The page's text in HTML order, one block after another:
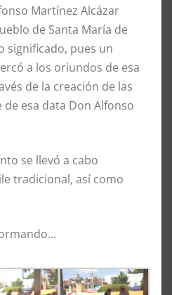
Martínez Alcázar
de Santa María de
significado, pues un
a los oriundos de esa
de la creación de las
esa data Don Alfonso
se llevó a cabo
tradicional, así como